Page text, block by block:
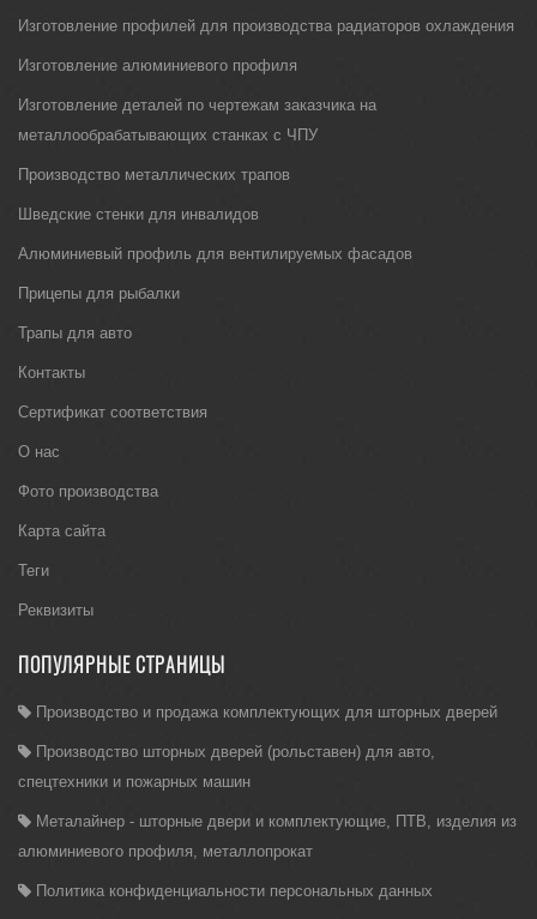
Изготовление профилей для производства радиаторов охлаждения
Изготовление алюминиевого профиля
Изготовление деталей по чертежам заказчика на
металлообрабатывающих станках с ЧПУ
Производство металлических трапов
Шведские стенки для инвалидов
Алюминиевый профиль для вентилируемых фасадов
Прицепы для рыбалки
Трапы для авто
Контакты
Сертификат соответствия
О нас
Фото производства
Карта сайта
Теги
Реквизиты
ПОПУЛЯРНЫЕ СТРАНИЦЫ
Производство и продажа комплектующих для шторных дверей
Производство шторных дверей (рольставен) для авто,
спецтехники и пожарных машин
Металайнер - шторные двери и комплектующие, ПТВ, изделия из
алюминиевого профиля, металлопрокат
Политика конфиденциальности персональных данных